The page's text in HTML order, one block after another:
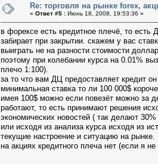
Re: торговля на рынке foreх,
« Ответ #5 : Июнь 18, 2008, 19:53:36 »
в форексе есть кредитное плечё, то есть
забирает при закрытии. скажем у вас
выиграть не на разности стоимости
поэтому при колебании курса на 0.01%
плечо 1:100).
за то что вам ДЦ предоставляет кредит
минимальная ставка то ли 100 000$
имея 100$ можно если повезёт можно за
работают, то есть принимают решения
экономических новостей ( так делают
или исходя из анализа курса исходя из
текущие настроение и ситуацию на рынке.
на акциях кредитного плеча нет (если я